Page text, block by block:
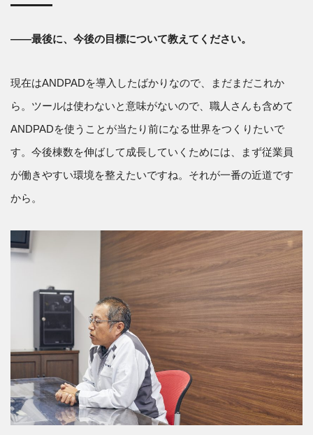
――最後に、今後の目標について教えてください。
現在はANDPADを導入したばかりなので、まだまだこれか
ら。ツールは使わないと意味がないので、職人さんも含めて
ANDPADを使うことが当たり前になる世界をつくりたいで
す。今後棟数を伸ばして成長していくためには、まず従業員
が働きやすい環境を整えたいですね。それが一番の近道です
から。